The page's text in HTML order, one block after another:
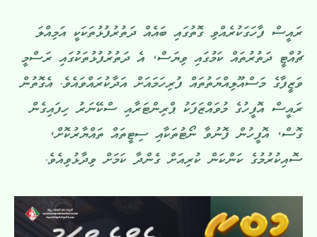
ރައީސް ފާހަގަކުރެއްވި ގޮތުގައި ބައެއް ދަތުރުފުޅުތަކަކީ އަމިއްލަ
ޗުއްޓީ ދަތުރުތައް ކަމުގައި ވިޔަސް، އެ ދަތުރުފުޅުތަކުގައި ރަސްމީ
ވަޒީފާގެ މަސްއޫލިއްޔަތުތައް ފުރިހަމައަށް އަދާކުރައްވައެވެ. އެގޮތުން
ރައީސް އޮފީހުގެ މުވައްޒަފަކު ޕްރިންޓަރާއި ސްކޭނަރު ހިފައިގެން
ގޮސް، އޮފީހުން ފޮނުވާ ނޯޓުތަކާއި ސިޓީތައް ތައްޔާރުކޮށް،
ސޮއިކުރުމުގެ ކަންކަން ކުރިއަށް ގެންދާ ކަމަށް ވިދާޅުވިއެވެ.